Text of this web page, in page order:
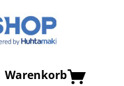
Warenkorb